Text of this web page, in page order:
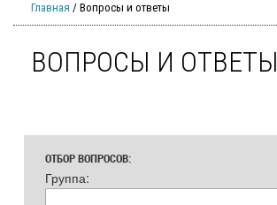
Главная / Вопросы и ответы
ВОПРОСЫ И ОТВЕТЫ
ОТБОР ВОПРОСОВ:
Группа: